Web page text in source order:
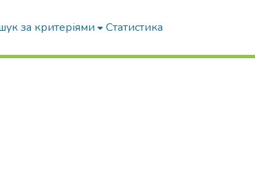
за критеріями Статистика